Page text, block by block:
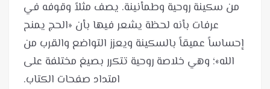
من سكينة روحية وطمأنينة. يصف مثلاً وقوفه في
عرفات بأنه لحظة يشعر فيها بأن «الحج يمنح
إحساساً عميقاً بالسكينة ويعزز التواضع والقرب من
الله»؛ وهي خلاصة روحية تتكرر بصيغ مختلفة على